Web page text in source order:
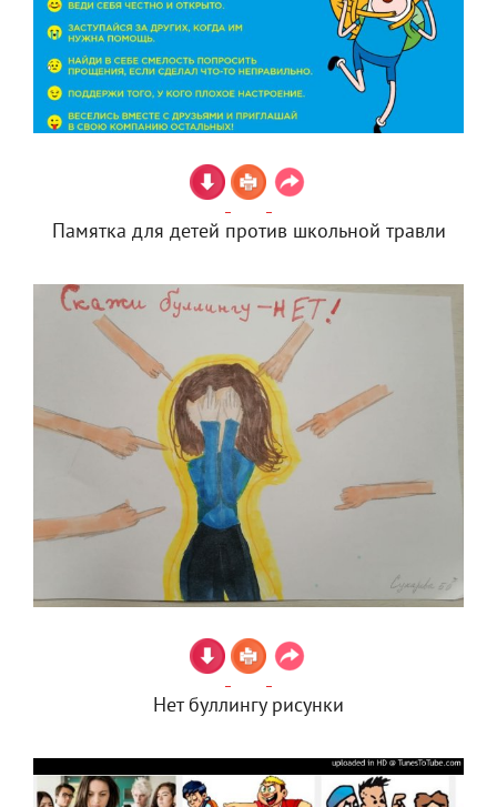
Памятка для детей против школьной травли
Нет буллингу рисунки